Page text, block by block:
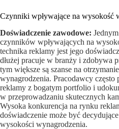
Czynniki wpływające na wysokość
Doświadczenie zawodowe:
czynników wpływających na
technika reklamy jest jego
dłużej pracuje w branży i zdobywa
tym większe są szanse na
wynagrodzenia. Pracodawcy często
reklamy z bogatym portfolio i
w przeprowadzaniu skutecznych
Wysoka konkurencja na rynku
doświadczenie może być
wysokości wynagrodzenia.